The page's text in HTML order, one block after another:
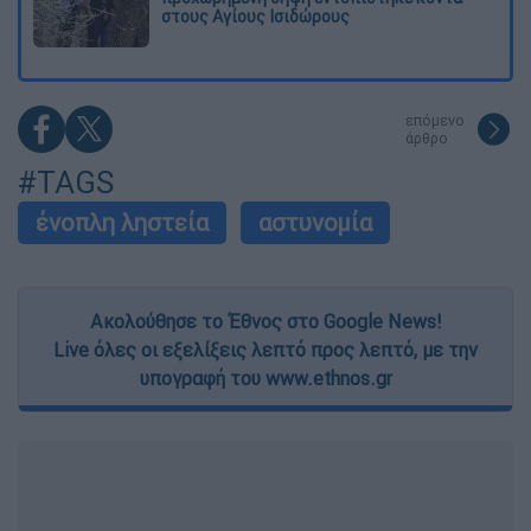
στους Αγίους Ισιδώρους
επόμενο
άρθρο
#TAGS
ένοπλη ληστεία αστυνομία
Ακολούθησε το Έθνος στο Google News!
Live όλες οι εξελίξεις λεπτό προς λεπτό, με την
υπογραφή του www.ethnos.gr